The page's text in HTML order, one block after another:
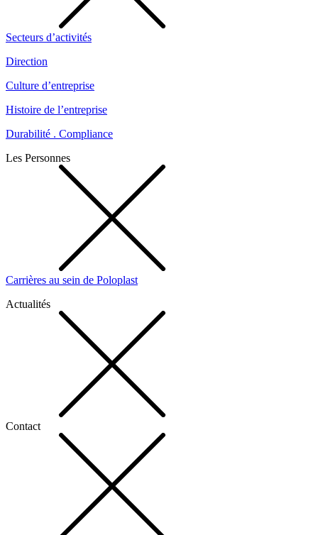
Secteurs d’activités
Direction
Culture d’entreprise
Histoire de l’entreprise
Durabilité . Compliance
Les Personnes
Carrières au sein de Poloplast
Actualités
Contact